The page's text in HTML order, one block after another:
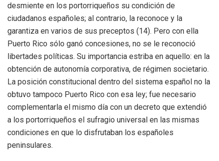
desmiente en los portorriqueños su condición de
ciudadanos españoles; al contrario, la reconoce y la
garantiza en varios de sus preceptos (14). Pero con ella
Puerto Rico sólo ganó concesiones, no se le reconoció
libertades políticas. Su importancia estriba en aquello: en la
obtención de autonomía corporativa, de régimen societario.
La posición constitucional dentro del sistema español no la
obtuvo tampoco Puerto Rico con esa ley; fue necesario
complementarla el mismo día con un decreto que extendió
a los portorriqueños el sufragio universal en las mismas
condiciones en que lo disfrutaban los españoles
peninsulares.